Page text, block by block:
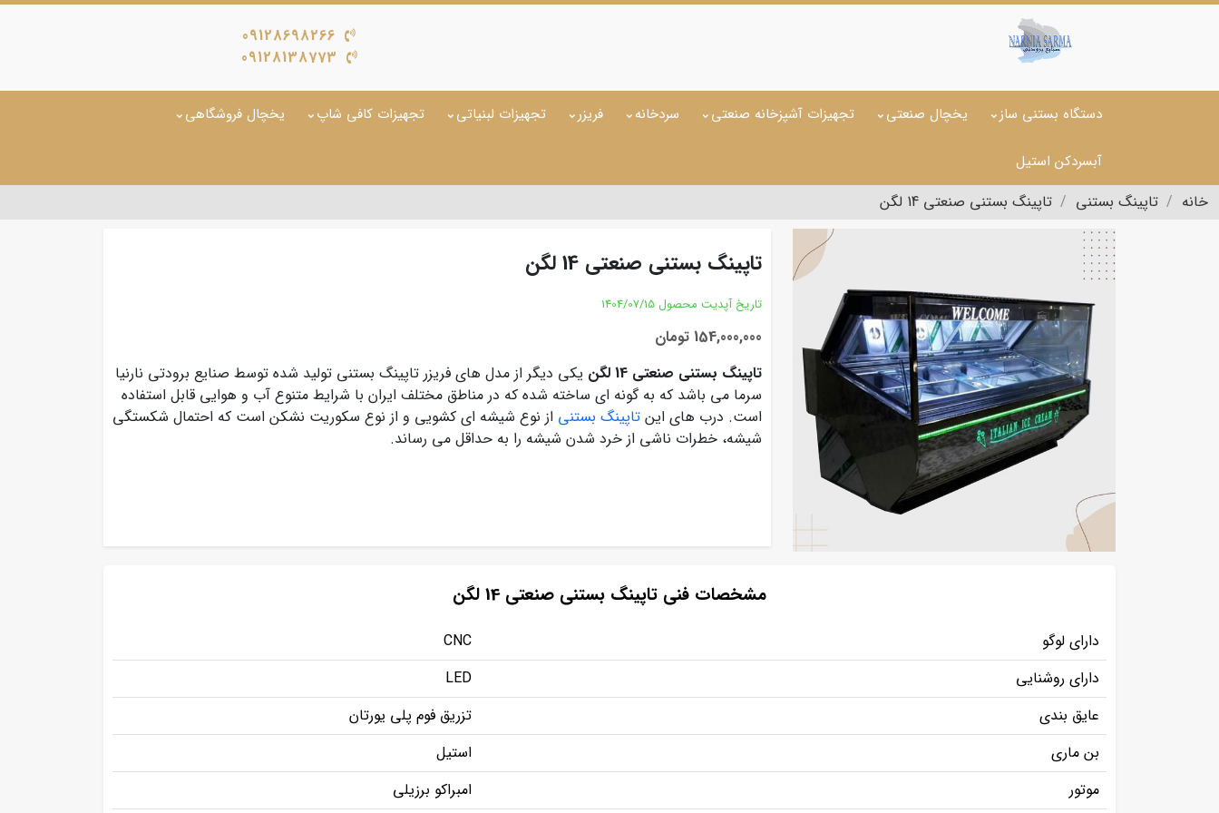
09128698266
09128138773
دستگاه بستنی ساز یخچال صنعتی تجهیزات آشپزخانه صنعتی سردخانه فریزر تجهیزات لبنیاتی تجهیزات کافی شاپ یخچال فروشگاهی
آبسردکن استیل
خانه تاپینگ بستنی تاپینگ بستنی صنعتی 14 لگن
تاپینگ بستنی صنعتی 14 لگن
تاریخ آپدیت محصول 1404/07/15
154,000,000 تومان
تاپینگ بستنی صنعتی 14 لگن
یکی دیگر از مدل های فریزر تاپینگ بستنی تولید شده توسط صنایع برودتی نارنیا
سرما می باشد که به گونه ای ساخته شده که در مناطق مختلف ایران با شرایط متنوع آب و هوایی قابل استفاده
است. درب های این تاپینگ بستنی از نوع شیشه ای کشویی و از نوع سکوریت نشکن است که احتمال شکستگی
شیشه، خطرات ناشی از خرد شدن شیشه را به حداقل می رساند.
مشخصات فنی تاپینگ بستنی صنعتی 14 لگن
دارای لوگو
CNC
دارای روشنایی
LED
عایق بندی
تزریق فوم پلی یورتان
بن ماری
استیل
موتور
امبراکو برزیلی